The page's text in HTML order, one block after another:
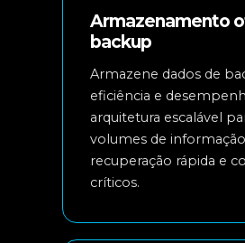
Armazenamento
backup
Armazene dados de
eficiência e
arquitetura escalável
volumes de
recuperação rápida e
críticos.